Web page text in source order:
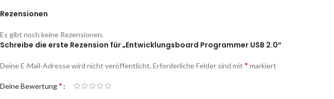
Rezensionen
Es gibt noch keine Rezensionen.
Schreibe die erste Rezension für „Entwicklungsboard Programmer USB 2.0“
Deine E-Mail-Adresse wird nicht veröffentlicht. Erforderliche Felder sind mit * markiert
Deine Bewertung*